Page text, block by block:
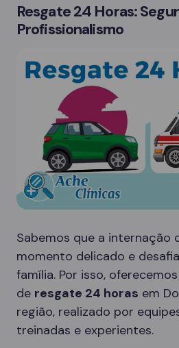
Resgate 24 Horas:
Profissionalismo
Sabemos que a internação
momento delicado e
família. Por isso,
de resgate 24 horas em
região, realizado por
treinadas e experientes.